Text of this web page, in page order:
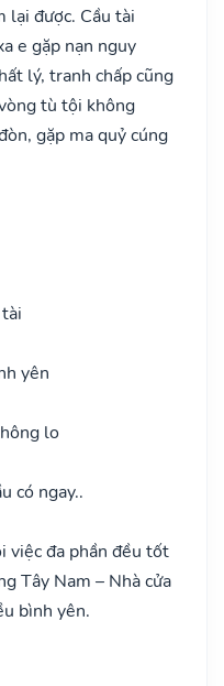
lại được. Cầu tài
e gặp nạn nguy
lý, tranh chấp cũng
tù tội không
gặp ma quỷ cúng
yên
lo
có ngay..
việc đa phần đều tốt
Tây Nam – Nhà cửa
bình yên.